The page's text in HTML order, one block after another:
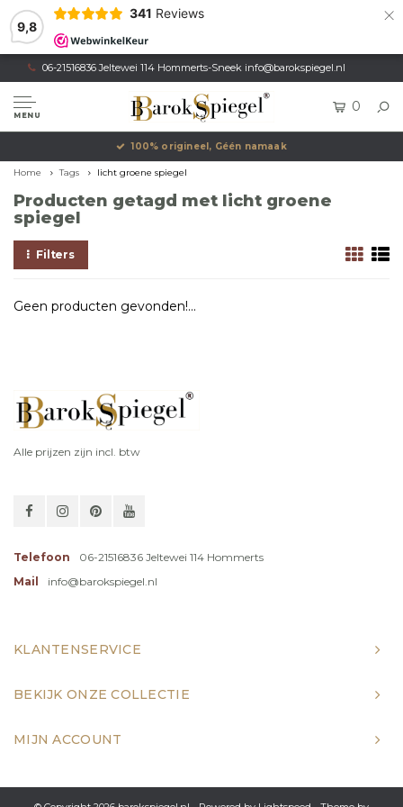
9,8
341 Reviews ×
06-21516836 Jeltewei 114 Hommerts-Sneek info@barokspiegel.nl
MENU
0
100% origineel, Géén namaak
Home Tags licht groene spiegel
Producten getagd met licht groene
spiegel
Filters
Geen producten gevonden!...
Alle prijzen zijn incl. btw
Telefoon
06-21516836 Jeltewei 114 Hommerts
Mail
info@barokspiegel.nl
KLANTENSERVICE
BEKIJK ONZE COLLECTIE
MIJN ACCOUNT